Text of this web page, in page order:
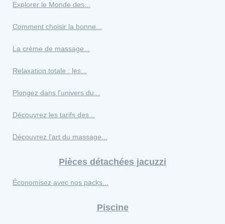
Explorer le Monde des...
Comment choisir la bonne...
La crème de massage...
Relaxation totale : les...
Plongez dans l'univers du...
Découvrez les tarifs des...
Découvrez l'art du massage...
Pièces détachées jacuzzi
Économisez avec nos packs...
Piscine